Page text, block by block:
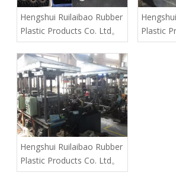
Hengshui Ruilaibao Rubber
Plastic Products Co. Ltd。
Plastic
Hengshui Ruilaibao Rubber
Plastic Products Co. Ltd。